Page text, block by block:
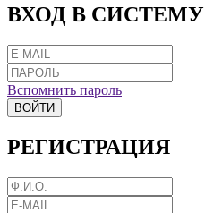
ВХОД В СИСТЕМУ
Вспомнить пароль
ВОЙТИ
РЕГИСТРАЦИЯ